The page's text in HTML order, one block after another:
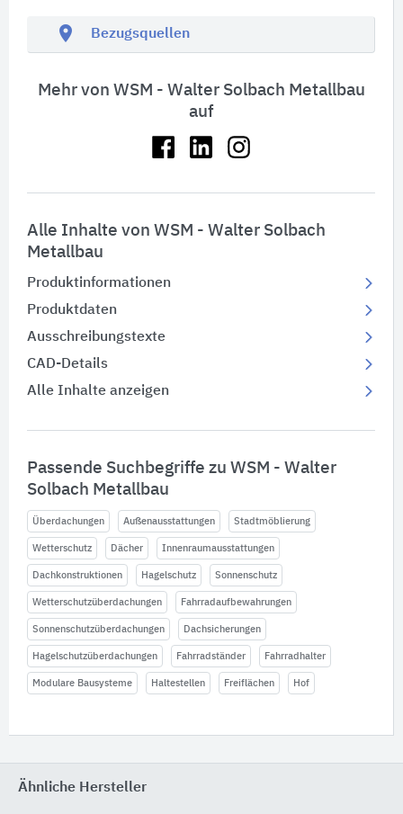
location_on Bezugsquellen
Mehr von WSM - Walter Solbach Metallbau
auf
Alle Inhalte von WSM - Walter Solbach
Metallbau
Produktinformationen
Produktdaten
Ausschreibungstexte
CAD-Details
Alle Inhalte anzeigen
Passende Suchbegriffe zu WSM - Walter
Solbach Metallbau
Überdachungen Außenausstattungen Stadtmöblierung
Wetterschutz Dächer Innenraumausstattungen
Dachkonstruktionen Hagelschutz Sonnenschutz
Wetterschutzüberdachungen Fahrradaufbewahrungen
Sonnenschutzüberdachungen Dachsicherungen
Hagelschutzüberdachungen Fahrradständer Fahrradhalter
Modulare Bausysteme Haltestellen Freiflächen Hof
Ähnliche Hersteller